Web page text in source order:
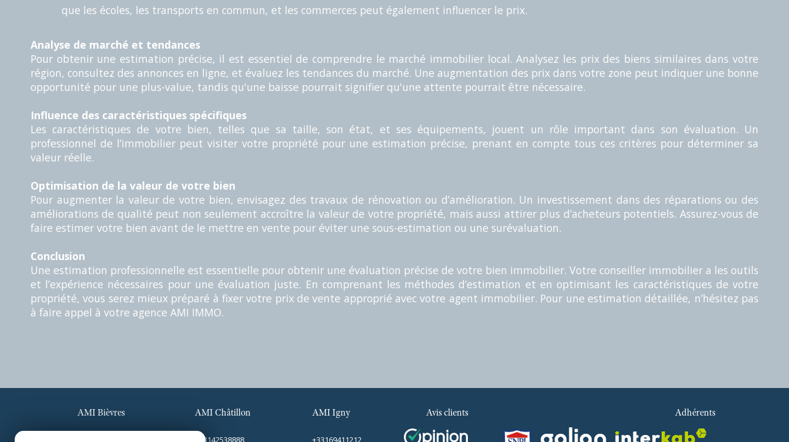
que les écoles, les transports en commun, et les commerces peut également influencer le prix.
Analyse de marché et tendances
Pour obtenir une estimation précise, il est essentiel de comprendre le marché immobilier local. Analysez les prix des biens similaires dans votre
région, consultez des annonces en ligne, et évaluez les tendances du marché. Une augmentation des prix dans votre zone peut indiquer une bonne
opportunité pour une plus-value, tandis qu'une baisse pourrait signifier qu'une attente pourrait être nécessaire.
Influence des caractéristiques spécifiques
Les caractéristiques de votre bien, telles que sa taille, son état, et ses équipements, jouent un rôle important dans son évaluation. Un
professionnel de l’immobilier peut visiter votre propriété pour une estimation précise, prenant en compte tous ces critères pour déterminer sa
valeur réelle.
Optimisation de la valeur de votre bien
Pour augmenter la valeur de votre bien, envisagez des travaux de rénovation ou d’amélioration. Un investissement dans des réparations ou des
améliorations de qualité peut non seulement accroître la valeur de votre propriété, mais aussi attirer plus d’acheteurs potentiels. Assurez-vous de
faire estimer votre bien avant de le mettre en vente pour éviter une sous-estimation ou une surévaluation.
Conclusion
Une estimation professionnelle est essentielle pour obtenir une évaluation précise de votre bien immobilier. Votre conseiller immobilier a les outils
et l’expérience nécessaires pour une évaluation juste. En comprenant les méthodes d’estimation et en optimisant les caractéristiques de votre
propriété, vous serez mieux préparé à fixer votre prix de vente approprié avec votre agent immobilier. Pour une estimation détaillée, n’hésitez pas
à faire appel à votre agence AMI IMMO.
AMI Bièvres AMI Châtillon
+33142538888
AMI Igny
+33169411212
Avis clients Adhérents